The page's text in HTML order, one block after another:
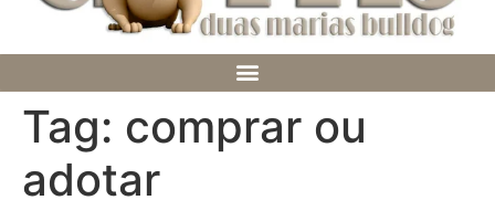
Tag: comprar ou
adotar